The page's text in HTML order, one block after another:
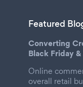
Featured
Converting
Black Friday
Online
overall retail